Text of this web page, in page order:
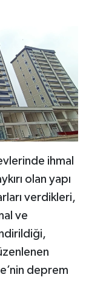
ihmal
olan yapı
verdikleri,
ve
deprem